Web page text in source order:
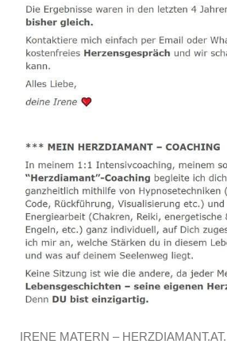
IRENE MATERN – HERZDIAMANT.AT.